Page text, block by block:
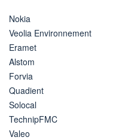
Nokia
Veolia Environnement
Eramet
Alstom
Forvia
Quadient
Solocal
TechnipFMC
Valeo